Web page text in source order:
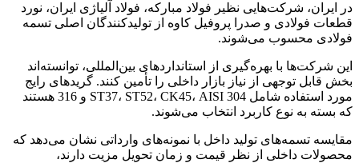
در ایران، شرکت‌هایی نظیر فولاد مبارکه، فولاد آلیاژی ایران، نورد
قطعات فولادی و صدرا پروفیل کاوه از تولیدکنندگان اصلی تسمه
فولادی محسوب می‌شوند.
این شرکت‌ها با بهره‌گیری از استانداردهای بین‌المللی، توانسته‌اند
بخش قابل توجهی از نیاز بازار داخلی را تأمین کنند. گریدهای رایج
مورد استفاده شامل ST37، ST52، CK45، AISI 304 و 316 هستند
که بسته به نوع کاربرد انتخاب می‌شوند.
مقایسه تسمه‌های تولید داخل با نمونه‌های وارداتی نشان می‌دهد که
محصولات داخلی از نظر قیمت و زمان تحویل مزیت دارند،